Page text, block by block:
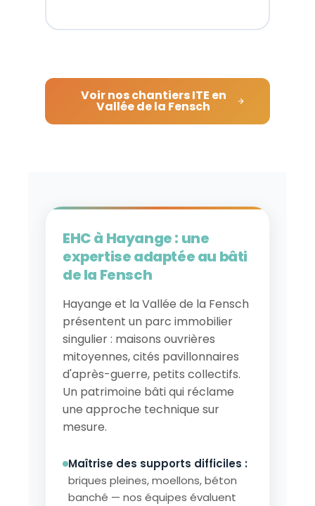
Voir nos chantiers ITE en
Vallée de la Fensch
EHC à Hayange : une
expertise adaptée au bâti
de la Fensch
Hayange et la Vallée de la Fensch
présentent un parc immobilier
singulier : maisons ouvrières
mitoyennes, cités pavillonnaires
d'après-guerre, petits collectifs.
Un patrimoine bâti qui réclame
une approche technique sur
mesure.
Maîtrise des supports difficiles :
briques pleines, moellons, béton
banché — nos équipes évaluent